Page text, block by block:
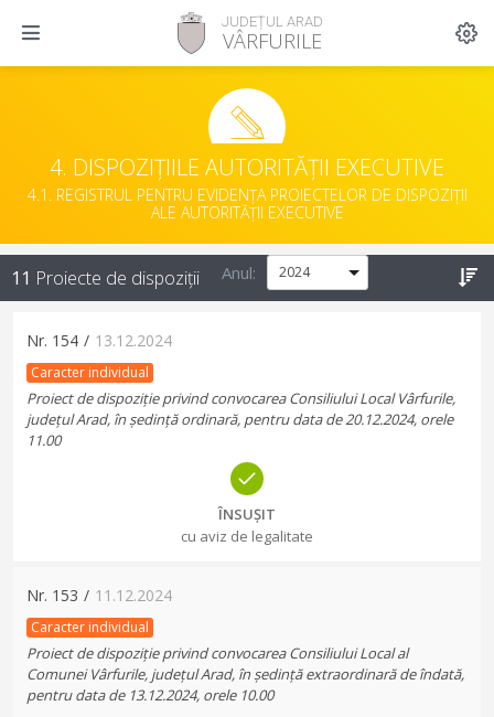
JUDEȚUL ARAD
VÂRFURILE
4. DISPOZIȚIILE AUTORITĂȚII EXECUTIVE
4.1. REGISTRUL PENTRU EVIDENȚA PROIECTELOR DE DISPOZIȚII
ALE AUTORITĂȚII EXECUTIVE
11 Proiecte de dispoziții Anul:
Nr. 154 / 13.12.2024
Caracter individual
Proiect de dispoziție privind convocarea Consiliului Local Vârfurile,
județul Arad, în ședință ordinară, pentru data de 20.12.2024, orele
11.00
ÎNSUȘIT
cu aviz de legalitate
Nr. 153 / 11.12.2024
Caracter individual
Proiect de dispoziție privind convocarea Consiliului Local al
Comunei Vârfurile, județul Arad, în ședință extraordinară de îndată,
pentru data de 13.12.2024, orele 10.00